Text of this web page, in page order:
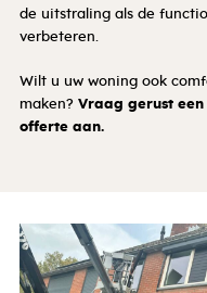
de uitstraling als de
verbeteren.
Wilt u uw woning ook
maken? Vraag gerust
offerte aan.